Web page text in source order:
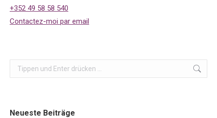
+352 49 58 58 540
Contactez-moi par email
Search:
Neueste Beiträge